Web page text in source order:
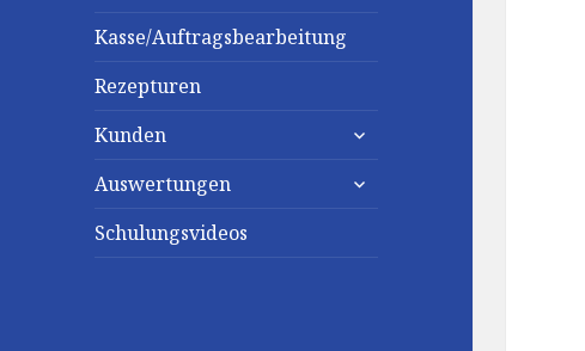
Kasse/Auftragsbearbeitung
Rezepturen
Kunden
Auswertungen
Schulungsvideos